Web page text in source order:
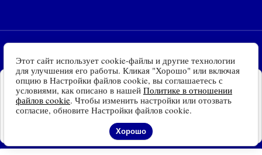
Установите наш сайт на
Ваше устройство
Доступно для устройств
на платформе Android
Установить
Люстры, светильники и другие приборы освещения для
дома и улицы с доставкойпо всей России. Все права
защищены.
Информация о технических характеристиках, стране изготовления, внешнем
виде и цвете товаровносит справочный
и основывается на последних доступных к моменту публикации
сведениях
Этот сайт использует cookie-файлы и другие технологии
для улучшения его работы. Кликая "Хорошо" или включая
опцию в Настройки файлов cookie, вы соглашаетесь с
условиями, как описано в нашей Политике в отношении
файлов cookie. Чтобы изменить настройки или отозвать
согласие, обновите Настройки файлов cookie.
Хорошо